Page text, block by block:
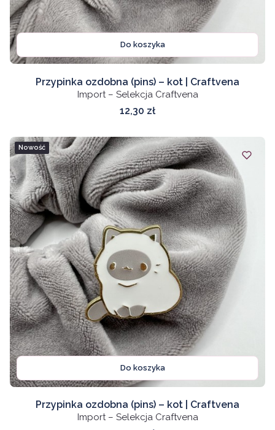
Do koszyka
Przypinka ozdobna (pins) – kot | Craftvena
Import – Selekcja Craftvena
Cena
12,30 zł
Nowość
Do koszyka
Przypinka ozdobna (pins) – kot | Craftvena
Import – Selekcja Craftvena